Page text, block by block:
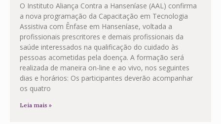
O Instituto Aliança Contra a Hanseníase (AAL) confirma
a nova programação da Capacitação em Tecnologia
Assistiva com Ênfase em Hanseníase, voltada a
profissionais prescritores e demais profissionais da
saúde interessados na qualificação do cuidado às
pessoas acometidas pela doença. A formação será
realizada de maneira on-line e ao vivo, nos seguintes
dias e horários: Os participantes deverão acompanhar
os quatro
Leia mais »